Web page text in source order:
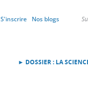
S'inscrire Nos blogs
► DOSSIER : LA